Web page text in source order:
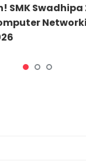
SMK Swadhipa